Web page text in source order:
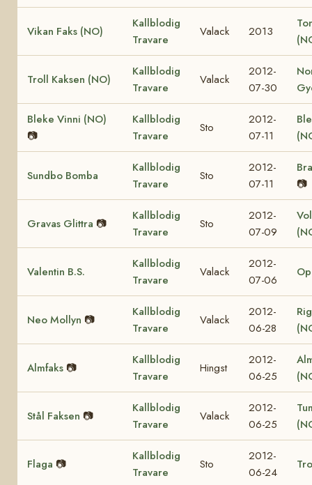
Vikan Faks (NO)
Kallblodig
Travare
Valack 2013
Troll Kaksen (NO)
Kallblodig
Travare
Valack
2012-
07-30
Bleke Vinni (NO)
📷
Kallblodig
Travare
Sto
2012-
07-11
Sundbo Bomba
Kallblodig
Travare
Sto
2012-
07-11
📷
Gravas Glittra 📷
Kallblodig
Travare
Sto
2012-
07-09
Valentin B.S.
Kallblodig
Travare
Valack
2012-
07-06
Neo Mollyn 📷
Kallblodig
Travare
Valack
2012-
06-28
Almfaks 📷
Kallblodig
Travare
Hingst
2012-
06-25
Stål Faksen 📷
Kallblodig
Travare
Valack
2012-
06-25
Flaga 📷
Kallblodig
Travare
Sto
2012-
06-24